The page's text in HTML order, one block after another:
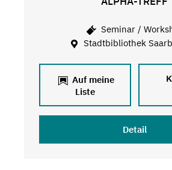
Seminar /
Stadtbibliothek
Auf meine
Liste
Detail